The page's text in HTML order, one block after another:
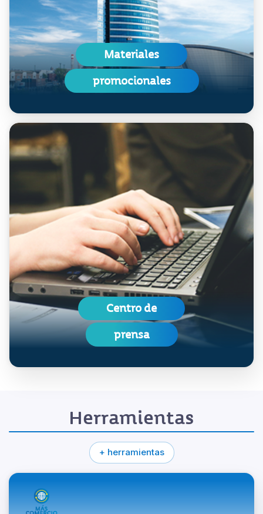
Materiales
promocionales
Centro de
prensa
Herramientas
+ herramientas